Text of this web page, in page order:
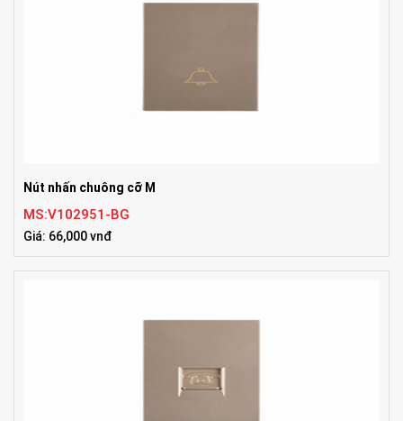
Nút nhấn chuông cỡ M
MS:V102951-BG
Giá: 66,000 vnđ